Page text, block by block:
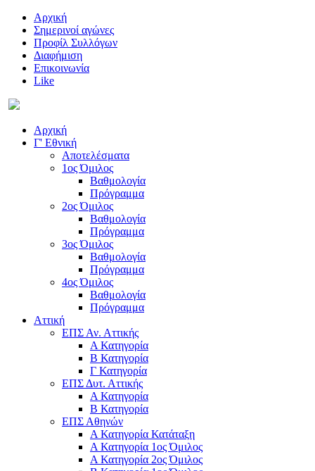
Αρχική
Σημερινοί αγώνες
Προφίλ Συλλόγων
Διαφήμιση
Επικοινωνία
Like
Αρχική
Γ' Εθνική
Αποτελέσματα
1ος Όμιλος
Βαθμολογία
Πρόγραμμα
2ος Όμιλος
Βαθμολογία
Πρόγραμμα
3ος Όμιλος
Βαθμολογία
Πρόγραμμα
4ος Όμιλος
Βαθμολογία
Πρόγραμμα
Αττική
ΕΠΣ Αν. Αττικής
Α Κατηγορία
Β Κατηγορία
Γ Κατηγορία
ΕΠΣ Δυτ. Αττικής
Α Κατηγορία
Β Κατηγορία
ΕΠΣ Αθηνών
Α Κατηγορία Κατάταξη
Α Κατηγορία 1ος Όμιλος
Α Κατηγορία 2ος Όμιλος